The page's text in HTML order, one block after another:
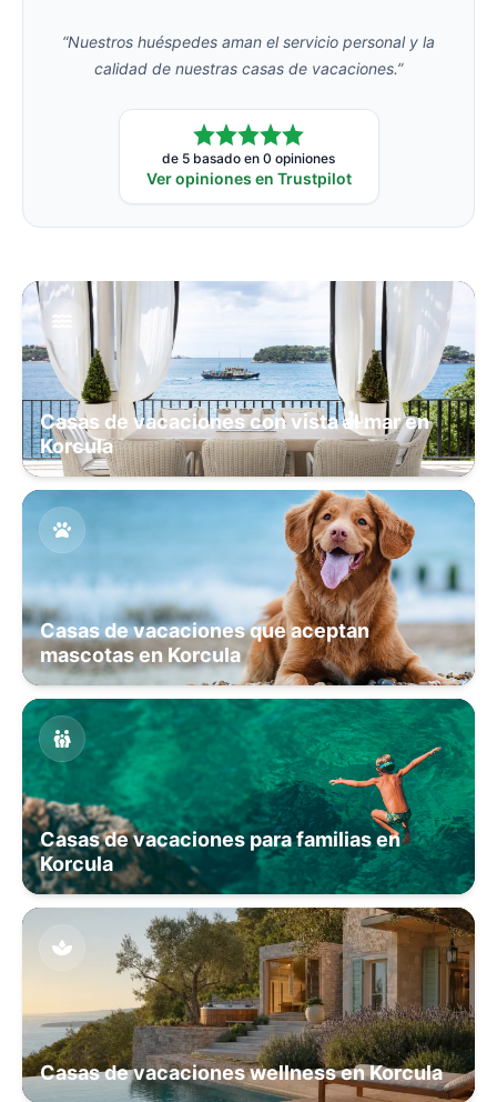
“Nuestros huéspedes aman el servicio personal y la
calidad de nuestras casas de vacaciones.”
de 5 basado en 0 opiniones
Ver opiniones en Trustpilot
Casas de vacaciones con vista al mar en
Korcula
Casas de vacaciones que aceptan
mascotas en Korcula
Casas de vacaciones para familias en
Korcula
Casas de vacaciones wellness en Korcula